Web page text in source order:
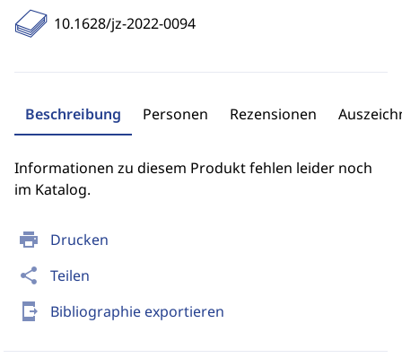
print Drucken
share Teilen
send_to_mobile Bibliographie exportieren
10.1628/jz-2022-0094
Beschreibung Personen Rezensionen
Informationen zu diesem Produkt fehlen leider noch
im Katalog.